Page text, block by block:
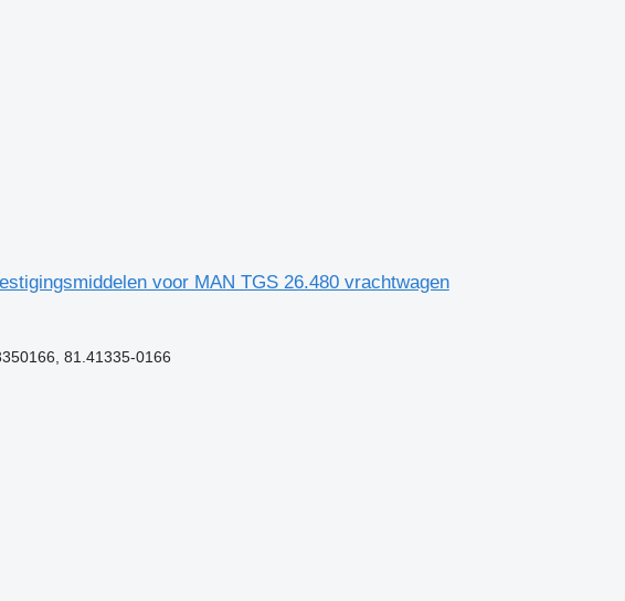
voor MAN TGS 26.480 vrachtwagen
81.41335-0166